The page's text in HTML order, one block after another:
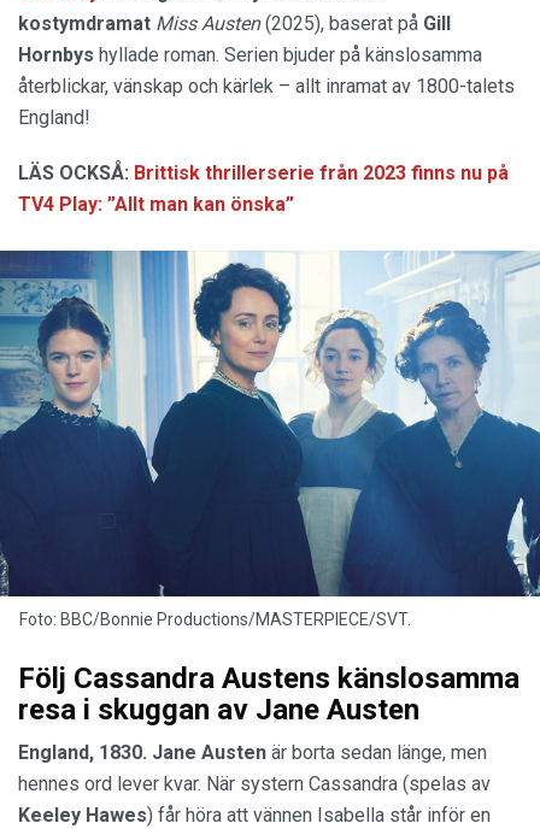
kostymdramat Miss Austen(2025), baserat på Gill
Hornbys hyllade roman. Serien bjuder på känslosamma
återblickar, vänskap och kärlek – allt inramat av 1800-talets
England!
LÄS OCKSÅ: Brittisk thrillerserie från 2023 finns nu på
TV4 Play: ”Allt man kan önska”
Foto: BBC/Bonnie Productions/MASTERPIECE/SVT.
Följ Cassandra Austens känslosamma
resa i skuggan av Jane Austen
England, 1830. Jane Austen är borta sedan länge, men
hennes ord lever kvar. När systern Cassandra (spelas av
Keeley Hawes) får höra att vännen Isabella står inför en